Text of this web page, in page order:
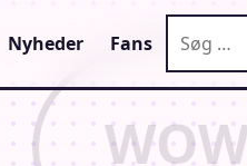
Nyheder Fans